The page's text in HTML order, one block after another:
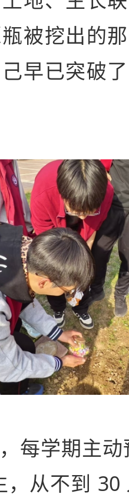
被挖出的
早已突破
每学期主
，从不到